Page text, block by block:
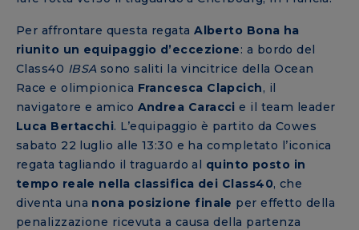
Per affrontare questa regataAlberto Bona ha
riunito un equipaggio d’eccezione: a bordo del
Class40 IBSAsono saliti la vincitrice della Ocean
Race e olimpionica Francesca Clapcich, il
navigatore e amico Andrea Caracci e il team leader
Luca Bertacchi. L’equipaggio è partito da Cowes
sabato 22 luglio alle 13:30 e ha completato l’iconica
regata tagliando il traguardo al quinto posto in
tempo reale nella classifica dei Class40, che
diventa una nona posizione finale per effetto della
penalizzazione ricevuta a causa della partenza